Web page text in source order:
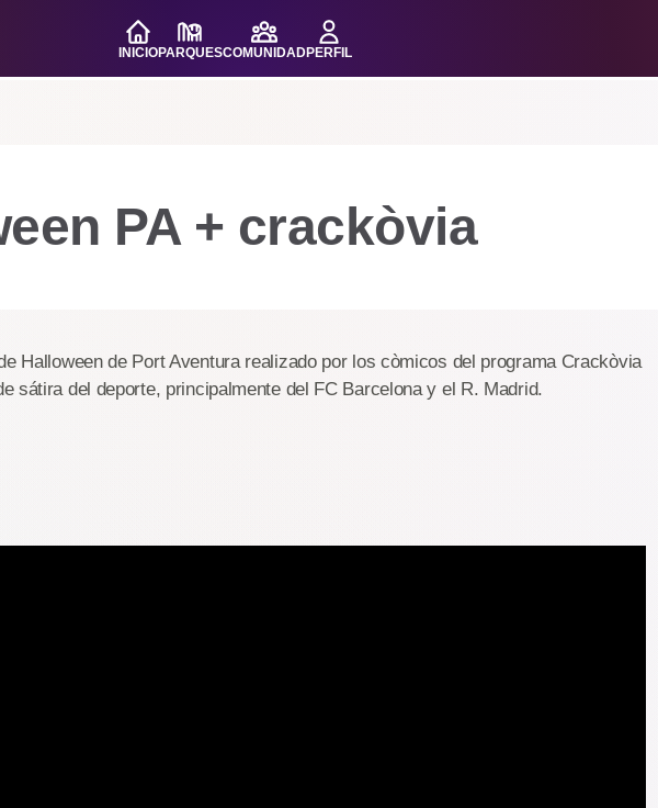
INICIOPARQUESCOMUNIDADPERFIL
PA + crackòvia
Halloween de Port Aventura realizado por los còmicos del programa Crackòvia
sátira del deporte, principalmente del FC Barcelona y el R. Madrid.